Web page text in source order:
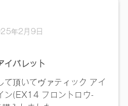
チルヘキサノイン、ラウリン酸イ
テアリル、ホウケイ酸
酸水添ヒマシ油、ラウリン酸亜
フェロール、ローズマリー葉エ
ト、銀、黄4、赤202